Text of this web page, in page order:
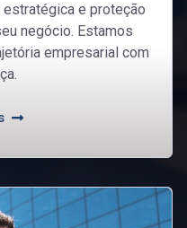
e proteção
negócio. Estamos
empresarial com